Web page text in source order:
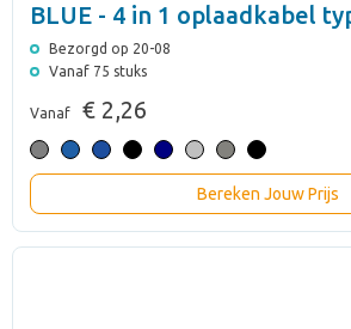
BLUE - 4 in 1 oplaadkabel
Bezorgd op 20-08
Vanaf 75 stuks
Vanaf € 2,26
Bereken Jouw Prijs